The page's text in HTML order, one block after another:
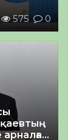
575 0